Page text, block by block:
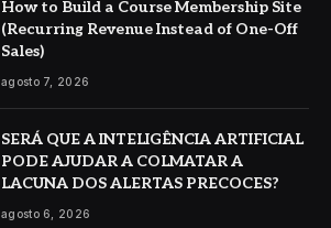
How to Build a Course Membership Site
(Recurring Revenue Instead of One-Off
Sales)
agosto 7, 2026
SERÁ QUE A INTELIGÊNCIA ARTIFICIAL
PODE AJUDAR A COLMATAR A
LACUNA DOS ALERTAS PRECOCES?
agosto 6, 2026